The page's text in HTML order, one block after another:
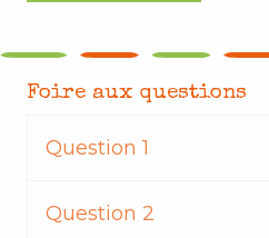
Foire aux questions
Question 1
Question 2